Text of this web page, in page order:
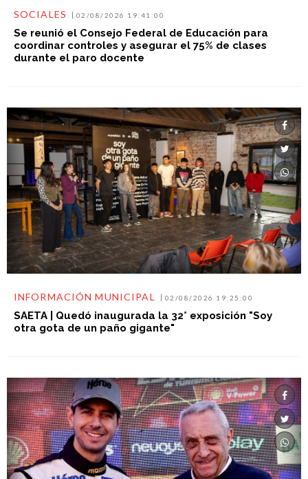
SOCIALES 02/08/2026 19:41:00
Se reunió el Consejo Federal de Educación para
coordinar controles y asegurar el 75% de clases
durante el paro docente
INFORMACIÓN MUNICIPAL 02/08/2026 19:25:00
SAETA | Quedó inaugurada la 32° exposición "Soy
otra gota de un paño gigante"